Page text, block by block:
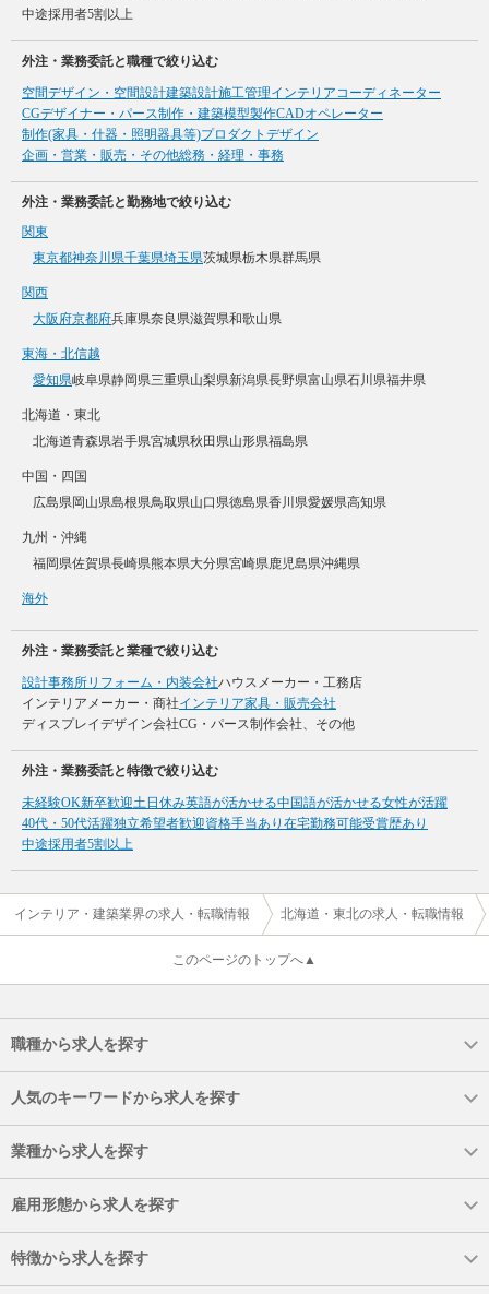
中途採用者5割以上
外注・業務委託と職種で絞り込む
空間デザイン・空間設計建築設計施工管理インテリアコーディネーター
CGデザイナー・パース制作・建築模型製作CADオペレーター
制作(家具・什器・照明器具等)プロダクトデザイン
企画・営業・販売・その他総務・経理・事務
外注・業務委託と勤務地で絞り込む
関東
東京都神奈川県千葉県埼玉県茨城県栃木県群馬県
関西
大阪府京都府兵庫県奈良県滋賀県和歌山県
東海・北信越
愛知県岐阜県静岡県三重県山梨県新潟県長野県富山県石川県福井県
北海道・東北
北海道青森県岩手県宮城県秋田県山形県福島県
中国・四国
広島県岡山県島根県鳥取県山口県徳島県香川県愛媛県高知県
九州・沖縄
福岡県佐賀県長崎県熊本県大分県宮崎県鹿児島県沖縄県
海外
外注・業務委託と業種で絞り込む
設計事務所リフォーム・内装会社ハウスメーカー・工務店
インテリアメーカー・商社インテリア家具・販売会社
ディスプレイデザイン会社CG・パース制作会社、その他
外注・業務委託と特徴で絞り込む
未経験OK新卒歓迎土日休み英語が活かせる中国語が活かせる女性が活躍
40代・50代活躍独立希望者歓迎資格手当あり 在宅勤務可能受賞歴あり
中途採用者5割以上
インテリア・建築業界の求人・転職情報 北海道・東北の求人・転職情報
このページのトップへ▲
職種から求人を探す
人気のキーワードから求人を探す
業種から求人を探す
雇用形態から求人を探す
特徴から求人を探す